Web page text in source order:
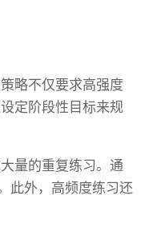
略不仅要求高强度
定阶段性目标来规
量的重复练习。通
此外，高频度练习还